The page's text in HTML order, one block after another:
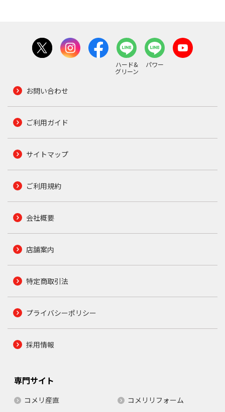
ハード&
グリーン
パワー
お問い合わせ
ご利用ガイド
サイトマップ
ご利用規約
会社概要
店舗案内
特定商取引法
プライバシーポリシー
採用情報
専門サイト
コメリ産直 コメリリフォーム